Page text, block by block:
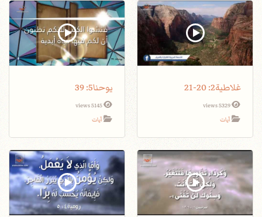
غلاطية2: 20-21
5329 views
آيات
يوحنا5: 39
5145 views
آيات